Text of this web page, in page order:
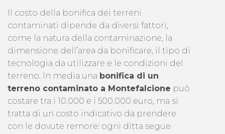
Il costo della bonifica dei terreni
contaminati dipende da diversi fattori,
come la natura della contaminazione, la
dimensione dell’area da bonificare, il tipo di
tecnologia da utilizzare e le condizioni del
terreno. In media una bonifica di un
terreno contaminato a Montefalcione può
costare tra i 10.000 e i 500.000 euro, ma si
tratta di un costo indicativo da prendere
con le dovute remore: ogni ditta segue